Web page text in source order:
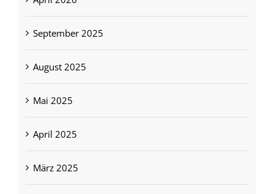
September 2025
August 2025
Mai 2025
April 2025
März 2025